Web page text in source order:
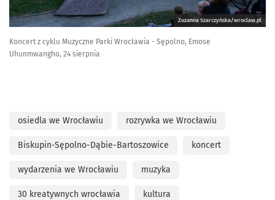
Zuzanna Szarczyńska/wroclaw.pl
Koncert z cyklu Muzyczne Parki Wrocławia - Sępolno, Emose
Uhunmwangho, 24 sierpnia
osiedla we Wrocławiu rozrywka we Wrocławiu
Biskupin-Sępolno-Dąbie-Bartoszowice koncert
wydarzenia we Wrocławiu muzyka
30 kreatywnych wrocławia kultura